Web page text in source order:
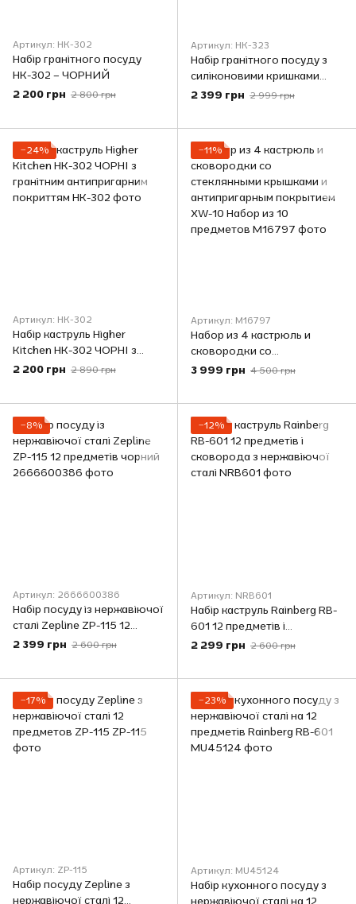
Артикул: НК-302
Набір гранітного посуду
НК-302 – ЧОРНИЙ
2 200 грн 2 800 грн
Артикул: НК-323
Набір гранітного посуду з
силіконовими кришками
НК-323 -чорний
2 399 грн 2 999 грн
−24%
Артикул: HK-302
Набір каструль Higher
Kitchen HK-302 ЧОРНІ з
гранітним антипригарним
2 200 грн 2 890 грн
−11%
Артикул: M16797
Набор из 4 кастрюль и
сковородки со
стеклянными крышками и
предметов
3 999 грн 4 500 грн
−8%
Артикул: 2666600386
Набір посуду із нержавіючої
сталі Zepline ZP-115 12
предметів чорний
2 399 грн 2 600 грн
−12%
Артикул: NRB601
Набір каструль Rainberg RB-
601 12 предметів і
сковорода з нержавіючої
2 299 грн 2 600 грн
−17%
Артикул: ZP-115
Набір посуду Zepline з
нержавіючої сталі 12
−23%
Артикул: MU45124
Набір кухонного посуду з
нержавіючої сталі на 12